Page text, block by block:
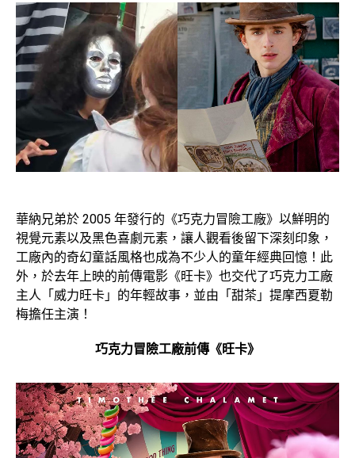
華納兄弟於 2005 年發行的《巧克力冒險工廠》以鮮明的
視覺元素以及黑色喜劇元素，讓人觀看後留下深刻印象，
工廠內的奇幻童話風格也成為不少人的童年經典回憶！此
外，於去年上映的前傳電影《旺卡》也交代了巧克力工廠
主人「威力旺卡」的年輕故事，並由「甜茶」提摩西夏勒
梅擔任主演！
巧克力冒險工廠前傳《旺卡》